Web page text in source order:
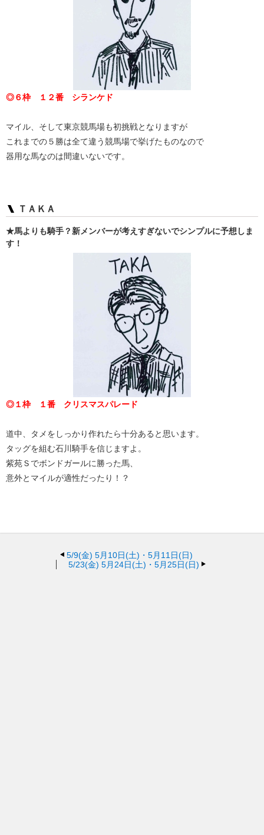
◎６枠 １２番 シランケド
マイル、そして東京競馬場も初挑戦となりますが
これまでの５勝は全て違う競馬場で挙げたものなので
器用な馬なのは間違いないです。
ＴＡＫＡ
★馬よりも騎手？新メンバーが考えすぎないでシンプルに予想しま
す！
◎１枠 １番 クリスマスパレード
道中、タメをしっかり作れたら十分あると思います。
タッグを組む石川騎手を信じますよ。
紫苑Ｓでボンドガールに勝った馬、
意外とマイルが適性だったり！？
5/9(金) 5月10日(土)・5月11日(日)
5/23(金) 5月24日(土)・5月25日(日)